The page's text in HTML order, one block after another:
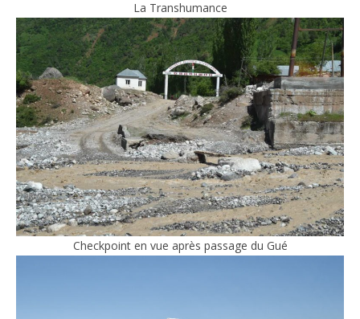
La Transhumance
Checkpoint en vue après passage du Gué